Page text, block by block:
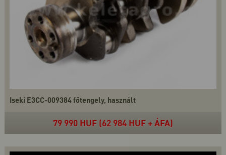
Iseki E3CC-009384 főtengely, használt
79 990 HUF (62 984 HUF + ÁFA)